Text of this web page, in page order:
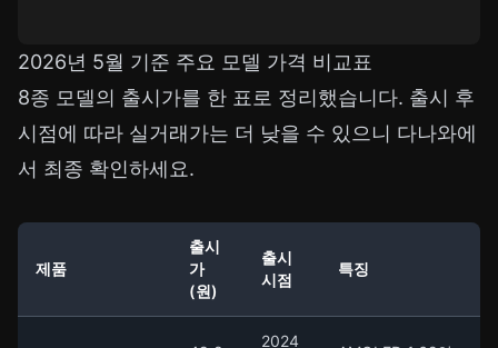
2026년 5월 기준 주요 모델 가격 비교표
8종 모델의 출시가를 한 표로 정리했습니다. 출시 후
시점에 따라 실거래가는 더 낮을 수 있으니 다나와에
서 최종 확인하세요.
제품
출시
가
(원)
출시
시점
특징
2024